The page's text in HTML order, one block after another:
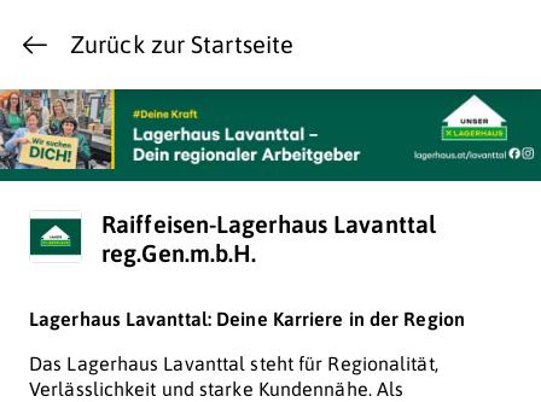
Zurück zur Startseite
Raiffeisen-Lagerhaus Lavanttal
reg.Gen.m.b.H.
Lagerhaus Lavanttal: Deine Karriere in der Region
Das Lagerhaus Lavanttal steht für Regionalität,
Verlässlichkeit und starke Kundennähe. Als